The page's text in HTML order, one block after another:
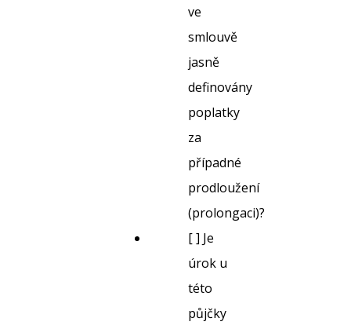
ve
smlouvě
jasně
definovány
poplatky
za
případné
prodloužení
(prolongaci)?
[ ] Je
úrok u
této
půjčky